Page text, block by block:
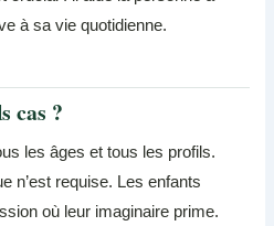
à sa vie quotidienne.
cas ?
les âges et tous les profils.
n’est requise. Les enfants
où leur imaginaire prime.